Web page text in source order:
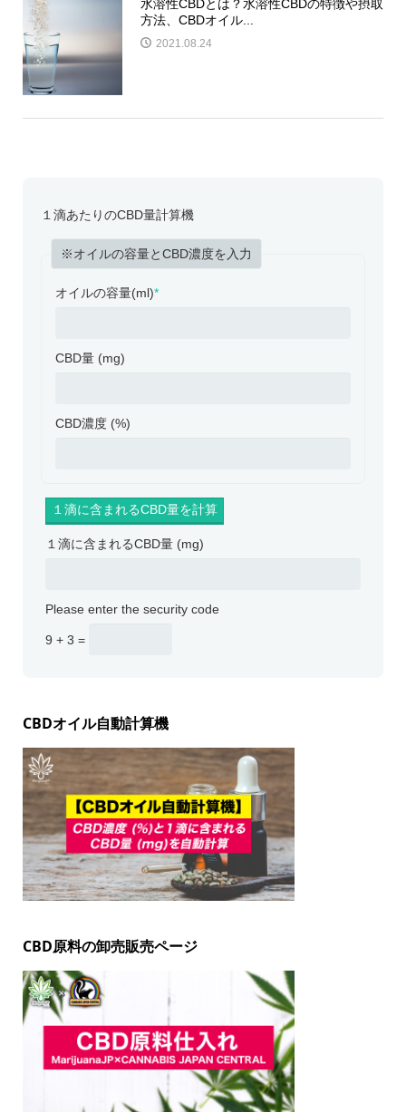
水溶性CBDとは？水溶性CBDの特徴や摂取
方法、CBDオイル...
2021.08.24
１滴あたりのCBD量計算機
※オイルの容量とCBD濃度を入力
オイルの容量(ml)*
CBD量 (mg)
CBD濃度 (%)
１滴に含まれるCBD量 (mg)
Please enter the security code
9 + 3 =
CBDオイル自動計算機
CBD原料の卸売販売ページ